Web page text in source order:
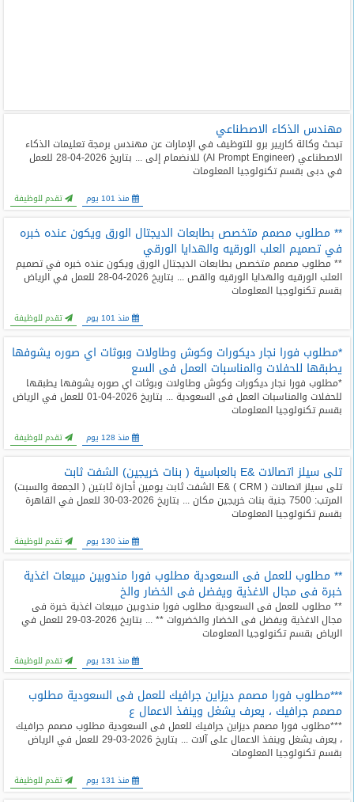
مهندس الذكاء الاصطناعي
تبحث وكالة كاريير برو للتوظيف في الإمارات عن مهندس برمجة تعليمات الذكاء
الاصطناعي (AI Prompt Engineer) للانضمام إلى ... بتاريخ 2026-04-28 للعمل
في دبى بقسم تكنولوجيا المعلومات
منذ 101 يوم تقدم للوظيفة
** مطلوب مصمم متخصص بطابعات الديجتال الورق ويكون عنده خبره
في تصميم العلب الورقيه والهدايا الورقي
** مطلوب مصمم متخصص بطابعات الديجتال الورق ويكون عنده خبره في تصميم
العلب الورقيه والهدايا الورقيه والقص ... بتاريخ 2026-04-28 للعمل في الرياض
بقسم تكنولوجيا المعلومات
منذ 101 يوم تقدم للوظيفة
*مطلوب فورا نجار ديكورات وكوش وطاولات وبوثات اي صوره يشوفها
يطبقها للحفلات والمناسبات العمل فى السع
*مطلوب فورا نجار ديكورات وكوش وطاولات وبوثات اي صوره يشوفها يطبقها
للحفلات والمناسبات العمل فى السعودية ... بتاريخ 2026-04-01 للعمل في الرياض
بقسم تكنولوجيا المعلومات
منذ 128 يوم تقدم للوظيفة
تلى سيلز اتصالات &E بالعباسية ( بنات خريجين) الشفت ثابت
تلى سيلز اتصالات E& ( CRM ) الشفت ثابت يومين أجازة ثابتين ( الجمعة والسبت)
المرتب: 7500 جنية بنات خريجين مكان ... بتاريخ 2026-03-30 للعمل في القاهرة
بقسم تكنولوجيا المعلومات
منذ 130 يوم تقدم للوظيفة
** مطلوب للعمل فى السعودية مطلوب فورا مندوبين مبيعات اغذية
خبرة فى مجال الاغذية ويفضل فى الخضار والخ
** مطلوب للعمل فى السعودية مطلوب فورا مندوبين مبيعات اغذية خبرة فى
مجال الاغذية ويفضل فى الخضار والخضروات ** ... بتاريخ 2026-03-29 للعمل في
الرياض بقسم تكنولوجيا المعلومات
منذ 131 يوم تقدم للوظيفة
***مطلوب فورا مصمم ديزاين جرافيك للعمل فى السعودية مطلوب
مصمم جرافيك ، يعرف يشغل وينفذ الاعمال ع
***مطلوب فورا مصمم ديزاين جرافيك للعمل فى السعودية مطلوب مصمم جرافيك
، يعرف يشغل وينفذ الاعمال على آلات ... بتاريخ 2026-03-29 للعمل في الرياض
بقسم تكنولوجيا المعلومات
منذ 131 يوم تقدم للوظيفة